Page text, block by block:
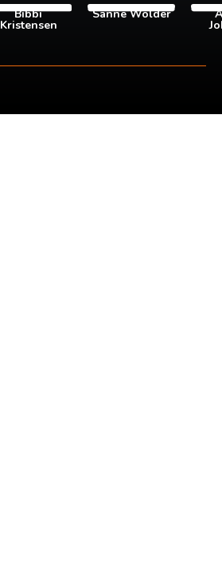
Bibbi
Kristensen
Sanne Wolder